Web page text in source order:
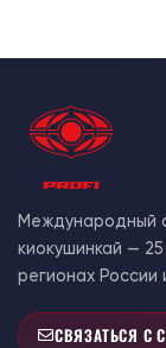
Международный
киокушинкай —
регионах России
СВЯЗАТЬСЯ С